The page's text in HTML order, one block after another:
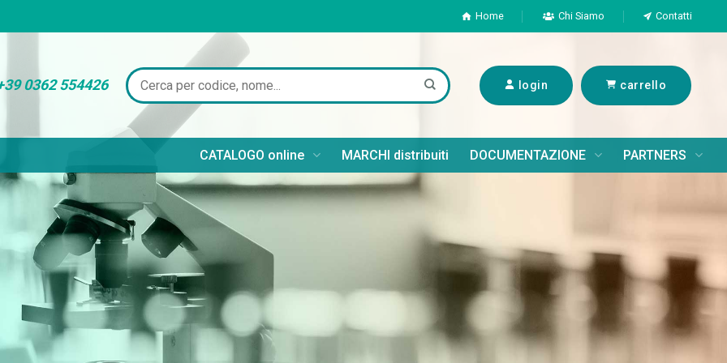
Home Chi Siamo Contatti
0362 554426 login carrello
CATALOGO online MARCHI distribuiti DOCUMENTAZIONE PARTNERS